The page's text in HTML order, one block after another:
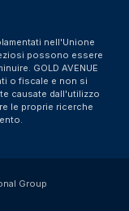
nell'Unione
possono essere
GOLD AVENUE
o fiscale e non si
causate dall'utilizzo
le proprie ricerche
Group